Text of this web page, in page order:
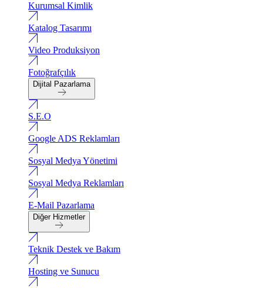
Kurumsal Kimlik
Katalog Tasarımı
Video Produksiyon
Fotoğrafçılık
Dijital Pazarlama
S.E.O
Google ADS Reklamları
Sosyal Medya Yönetimi
Sosyal Medya Reklamları
E-Mail Pazarlama
Diğer Hizmetler
Teknik Destek ve Bakım
Hosting ve Sunucu